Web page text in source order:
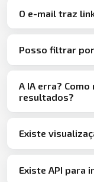
O e-mail traz
Posso filtrar
A IA erra?
resultados?
Existe
Existe API para